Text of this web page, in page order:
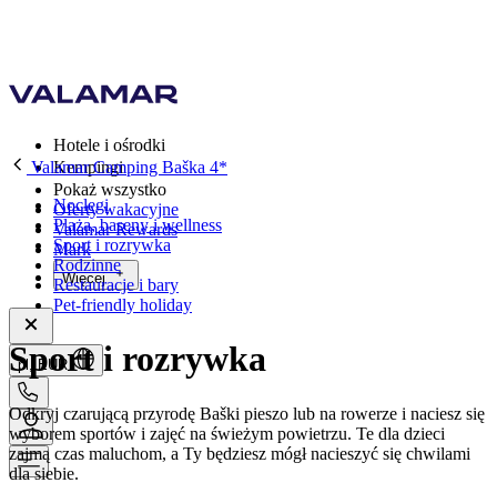
Hotele i ośrodki
Kempingi
Pokaż wszystko
Oferty wakacyjne
Valamar Rewards
Mark
Więcej
pl, EUR
Valamar Camping Baška 4*
Noclegi
Plaża, baseny i wellness
Sport i rozrywka
Rodzinne
Restauracje i bary
Pet-friendly holiday
Sport i rozrywka
Odkryj czarującą przyrodę Baški pieszo lub na rowerze i naciesz się
wyborem sportów i zajęć na świeżym powietrzu. Te dla dzieci
zajmą czas maluchom, a Ty będziesz mógł nacieszyć się chwilami
dla siebie.